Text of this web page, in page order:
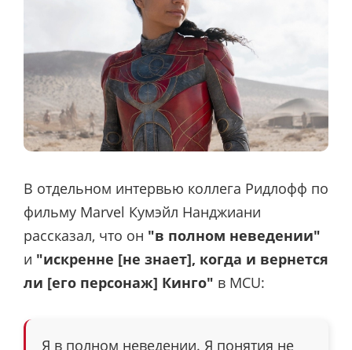
В отдельном интервью коллега Ридлофф по
фильму Marvel Кумэйл Нанджиани
рассказал, что он "в полном неведении"
и "искренне [не знает], когда и вернется
ли [его персонаж] Кинго" в MCU:
Я в полном неведении. Я понятия не